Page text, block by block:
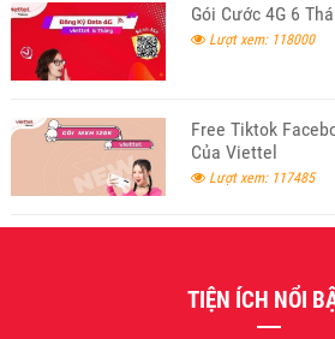
Gói Cước 4G 6
Lượt xem: 118000
Free Tiktok
Của Viettel
Lượt xem: 117485
TIỆN ÍCH NỔI